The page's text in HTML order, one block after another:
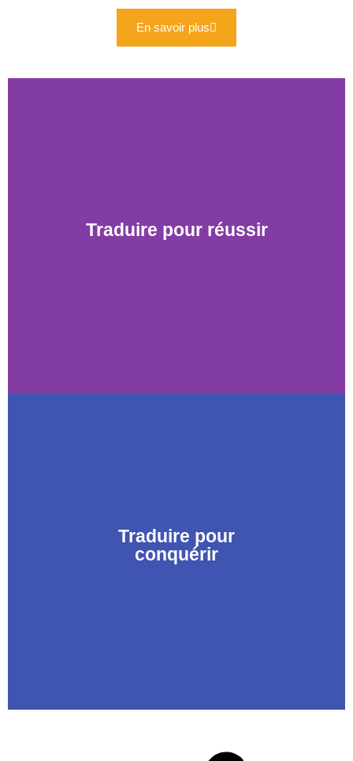
En savoir plus
Traduire pour réussir
Traduire pour
conquérir